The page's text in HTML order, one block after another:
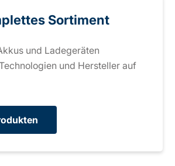
Sortiment
und Ladegeräten
und Hersteller auf